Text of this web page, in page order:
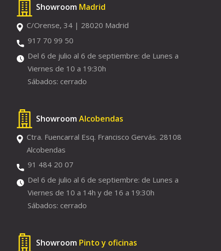
Showroom Madrid
C/Orense, 34 | 28020 Madrid
917 70 99 50
Del 6 de julio al 6 de septiembre: de Lunes a
Viernes de 10 a 19:30h
Sábados: cerrado
Showroom Alcobendas
Ctra. Fuencarral Esq. Francisco Gervás. 28108
Alcobendas
91 484 20 07
Del 6 de julio al 6 de septiembre: de Lunes a
Viernes de 10 a 14h y de 16 a 19:30h
Sábados: cerrado
Showroom Pinto y oficinas